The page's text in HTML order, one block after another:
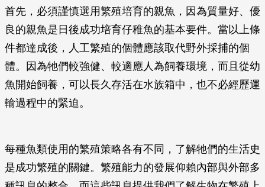
首先，必須謹慎選用繁殖培育的親魚，因為質量好、優
良的親魚是日後成功培育仔稚魚的基本要件。當以上條
件都達成後，人工繁殖的個體應該取代野外採捕的個
體。因為牠們較強健、較適應人為飼養環境，而且從幼
魚開始飼養，可以長久存活在水族箱中，也不必經歷運
輸過程中的緊迫。
每種魚類使用的繁殖策略各有不同，了解牠們的生活史
是成功繁殖的關鍵。繁殖能力的發展仰賴內部與外部多